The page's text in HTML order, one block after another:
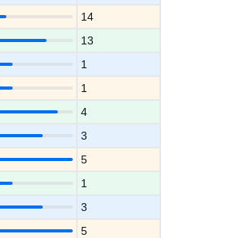
14
13
1
1
4
3
5
1
3
5